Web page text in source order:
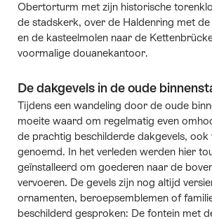
Obertorturm met zijn historische
de stadskerk, over de Haldenring met
en de kasteelmolen naar de
voormalige douanekantoor.
De dakgevels in de oude
Tijdens een wandeling door de oude
moeite waard om regelmatig even
de prachtig beschilderde dakgevels, ook
genoemd. In het verleden werden hier
geïnstalleerd om goederen naar de
vervoeren. De gevels zijn nog altijd
ornamenten, beroepsemblemen of
beschilderd gesproken: De fontein met